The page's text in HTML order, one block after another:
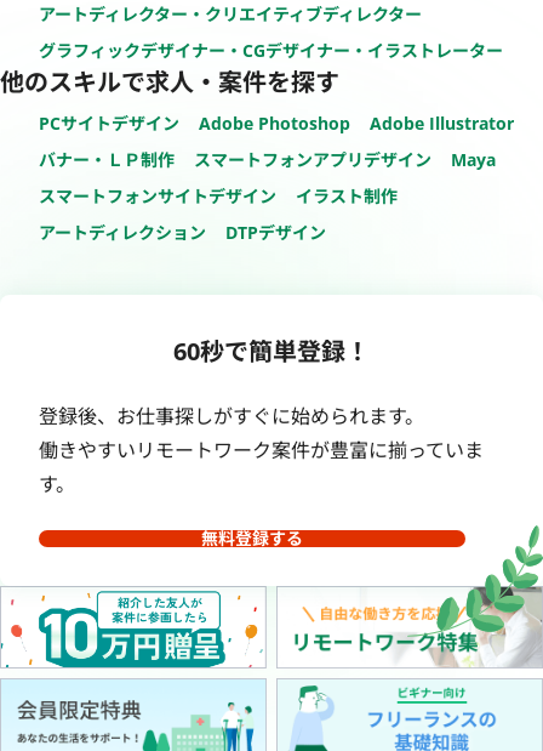
アートディレクター・クリエイティブディレクター
グラフィックデザイナー・CGデザイナー・イラストレーター
他のスキルで求人・案件を探す
PCサイトデザイン Adobe Photoshop
Adobe Illustrator
バナー・ＬＰ制作
スマートフォンアプリデザイン
Maya
スマートフォンサイトデザイン
イラスト制作
アートディレクション
DTPデザイン
60秒で簡単登録！
登録後、お仕事探しがすぐに始められます。
働きやすいリモートワーク案件が豊富に揃っていま
す。
無料登録する